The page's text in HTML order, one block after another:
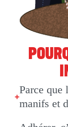
POURQUOI SE SYNDIQUER À
Parce que
manifs et